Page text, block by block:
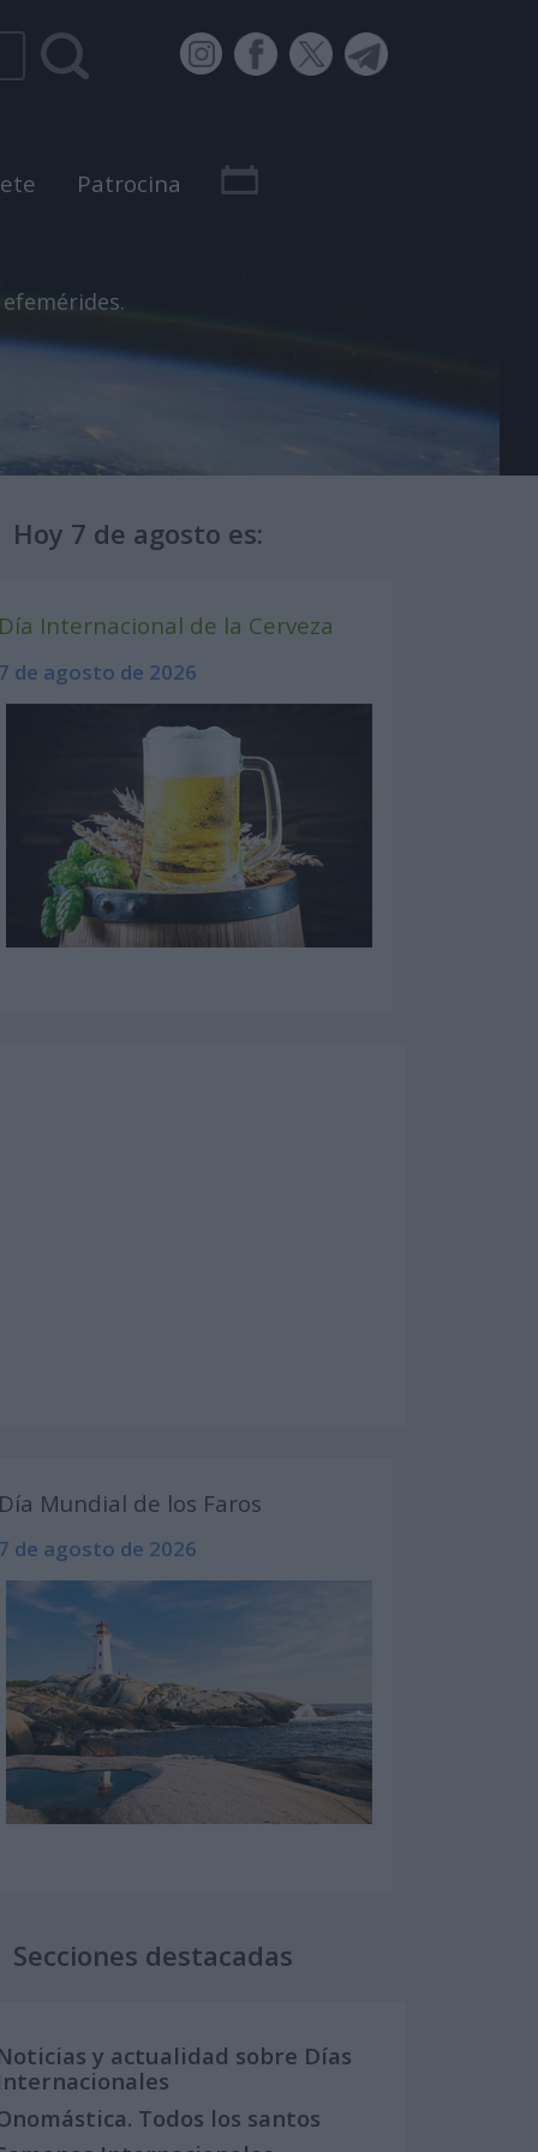
Patrocina
Hoy 7 de agosto es:
Día Internacional de la Cerveza
7 de agosto de 2026
Día Mundial de los Faros
7 de agosto de 2026
Secciones destacadas
y actualidad sobre Días
Todos los santos